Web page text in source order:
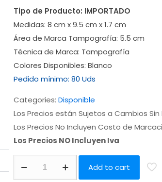
Tipo de Producto: IMPORTADO
Medidas: 8 cm x 9.5 cm x 1.7 cm
Área de Marca Tampografía: 5.5 cm
Técnica de Marca: Tampografía
Colores Disponibles: Blanco
Pedido mínimo: 80 Uds
Categories: Disponible
Los Precios están Sujetos a Cambios Sin
Los Precios No Incluyen Costo de
Los Precios NO Incluyen Iva
Add to cart